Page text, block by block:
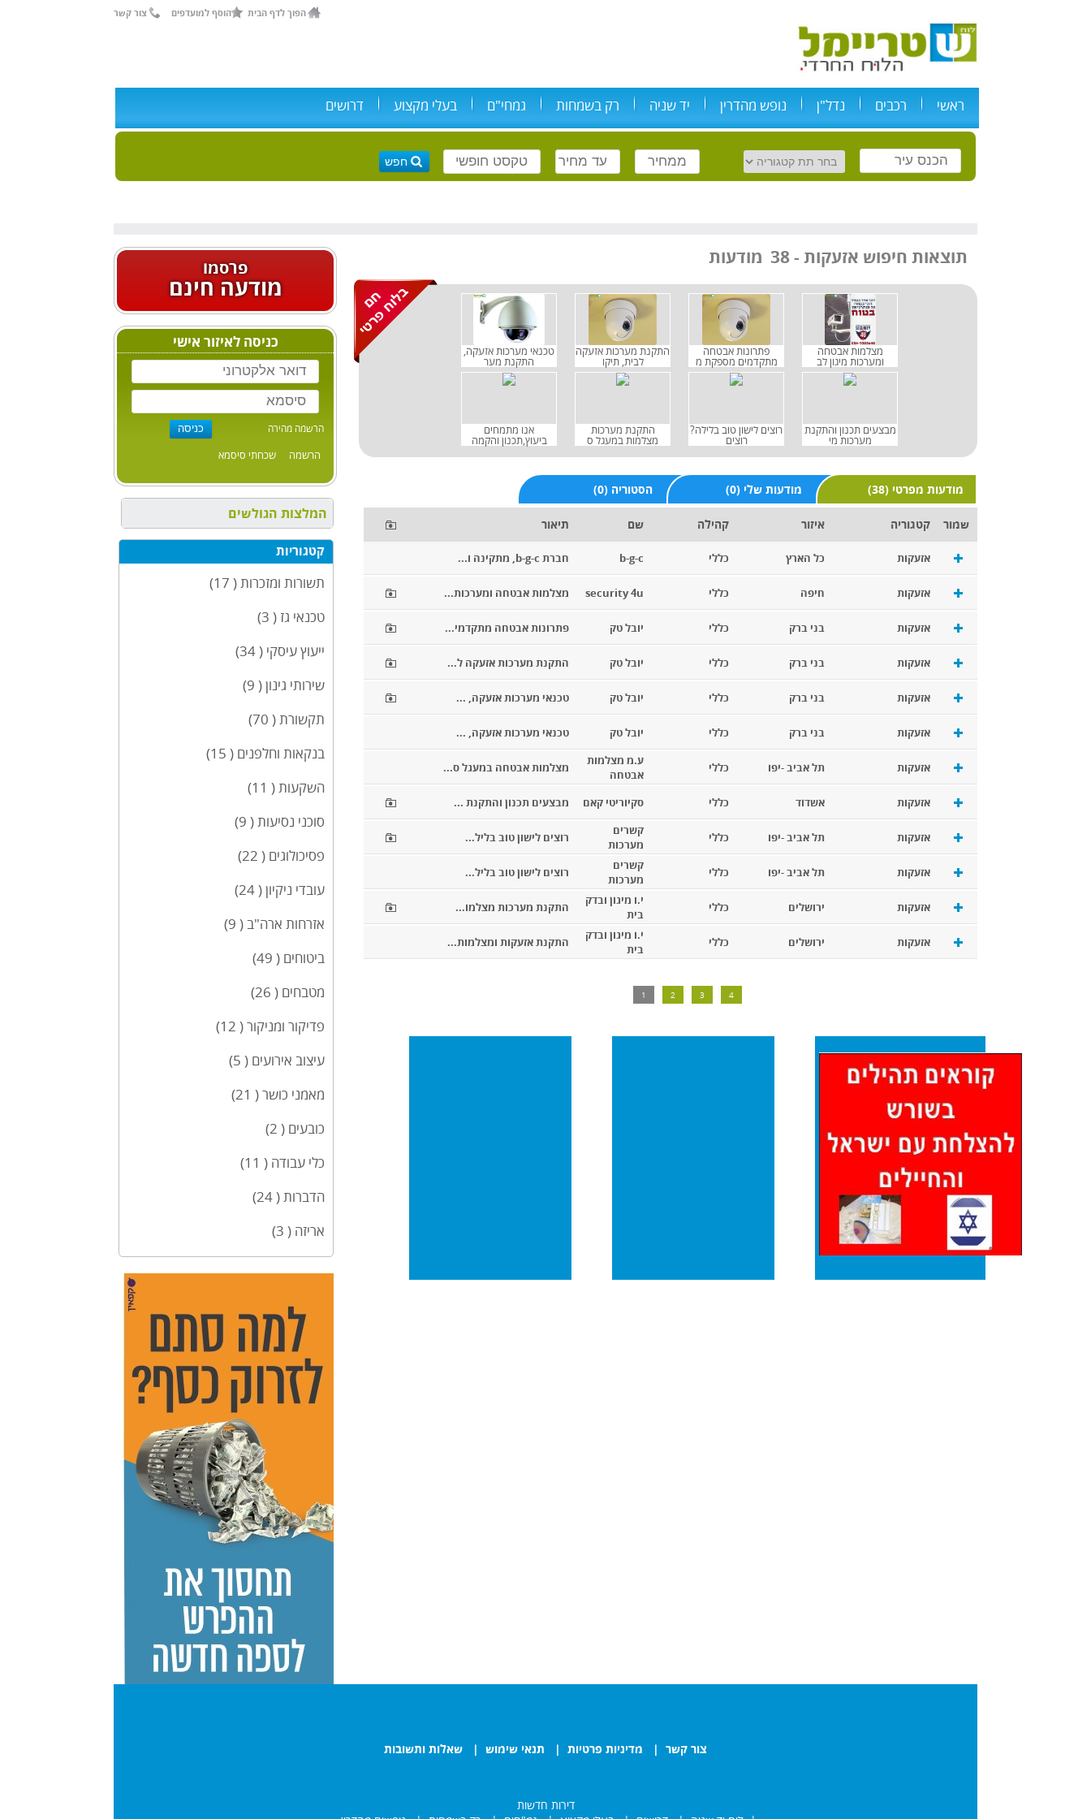
הפוך לדף הבית הוסף למועדפים צור קשר
ראשי רכבים נדל"ן נופש מהדרין יד שניה רק בשמחות גמחי"ם בעלי מקצוע דרושים
תוצאות חיפוש אזעקות -
38
מצלמות אבטחה
ומערכות מיגון לב
פתרונות אבטחה
מתקדמים מספקת מ
התקנת מערכות אזעקה
לבית, תיקו
טכנאי מערכות אזעקה,
התקנת מער
מבצעים תכנון והתקנת
מערכות מי
רוצים לישון טוב בלילה?
רוצים
התקנת מערכות
מצלמות במעגל ס
אנו מתמחים
ביעוץ,תכנון והקמה
(38) מודעות מפרטי (0) מודעות שלי (0) הסטוריה
שמור קטגוריה איזור קהילה שם תיאור
אזעקות כל הארץ כללי b-g-c חברת b-g-c, מתקינה ו...
אזעקות חיפה כללי security 4u מצלמות אבטחה ומערכות...
אזעקות בני ברק כללי יובל טק פתרונות אבטחה מתקדמי...
אזעקות בני ברק כללי יובל טק התקנת מערכות אזעקה ל...
אזעקות בני ברק כללי יובל טק טכנאי מערכות אזעקה, ...
אזעקות בני ברק כללי יובל טק טכנאי מערכות אזעקה, ...
אזעקות תל אביב -יפו כללי
ע.מ מצלמות
אבטחה
מצלמות אבטחה במעגל ס...
אזעקות אשדוד כללי סקיוריטי קאם מבצעים תכנון והתקנת ...
אזעקות תל אביב -יפו כללי
קשרים
מערכות
רוצים לישון טוב בליל...
אזעקות תל אביב -יפו כללי
קשרים
מערכות
רוצים לישון טוב בליל...
אזעקות ירושלים כללי
י.ו מיגון ובדק
בית
התקנת מערכות מצלמו...
אזעקות ירושלים כללי
י.ו מיגון ובדק
בית
התקנת אזעקות ומצלמות...
1 2 3 4
פרסמו
מודעה חינם
כניסה לאיזור אישי
הרשמה מהירה
שכחתי סיסמא הרשמה
המלצות הגולשים
קטגוריות
תשורות ומזכרות ( 17)
טכנאי גז ( 3)
ייעוץ עיסקי ( 34)
שירותי גינון ( 9)
תקשורת ( 70)
בנקאות וחלפנים ( 15)
השקעות ( 11)
סוכני נסיעות ( 9)
פסיכולוגים ( 22)
עובדי ניקיון ( 24)
אזרחות ארה"ב ( 9)
ביטוחים ( 49)
מטבחים ( 26)
פדיקור ומניקור ( 12)
עיצוב אירועים ( 5)
מאמני כושר ( 21)
כובעים ( 2)
כלי עבודה ( 11)
הדברות ( 24)
אריזה ( 3)
צור קשר | מדיניות פרטיות | תנאי שימוש | שאלות ותשובות
דירות חדשות